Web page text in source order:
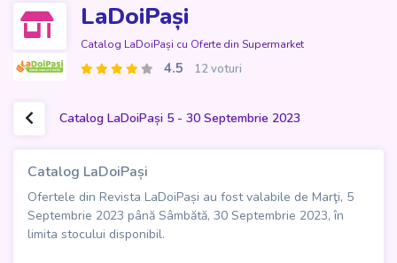
LaDoiPași
Catalog LaDoiPași cu Oferte din Supermarket
4.5 12 voturi
Catalog LaDoiPași 5 - 30 Septembrie 2023
Catalog LaDoiPași
Ofertele din Revista LaDoiPași au fost valabile de Marţi, 5
Septembrie 2023 până Sâmbătă, 30 Septembrie 2023, în
limita stocului disponibil.